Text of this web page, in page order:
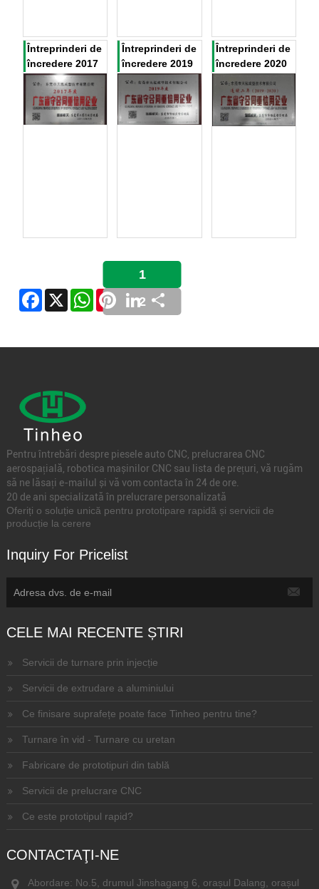
Întreprinderi de
încredere 2017
Întreprinderi de
încredere 2019
Întreprinderi de
încredere 2020
1
2
Facebook
X WhatsAppPinterestLinkedInShare
Pentru întrebări despre piesele auto CNC, prelucrarea CNC
aerospațială, robotica mașinilor CNC sau lista de prețuri, vă rugăm
să ne lăsați e-mailul și vă vom contacta în 24 de ore.
20 de ani specializată în prelucrare personalizată
Oferiți o soluție unică pentru prototipare rapidă și servicii de
producție la cerere
Inquiry For Pricelist
CELE MAI RECENTE ȘTIRI
Servicii de turnare prin injecție
Servicii de extrudare a aluminiului
Ce finisare suprafețe poate face Tinheo pentru tine?
Turnare în vid - Turnare cu uretan
Fabricare de prototipuri din tablă
Servicii de prelucrare CNC
Ce este prototipul rapid?
CONTACTAŢI-NE
Abordare: No.5, drumul Jinshagang 6, orașul Dalang, orașul